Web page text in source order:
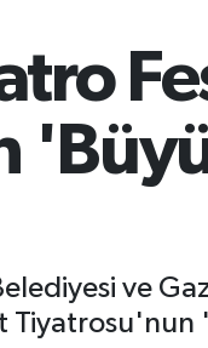
ve
Tiyatrosu'nun